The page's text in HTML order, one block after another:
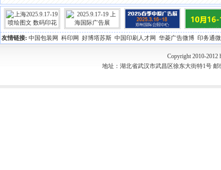
友情链接: 中国包装网 科印网 好博塔苏斯 中国印刷人才网 华菱广告微博 印务通
Copyright 2010-
地址：湖北省武汉市武昌区徐东大街特1号 邮